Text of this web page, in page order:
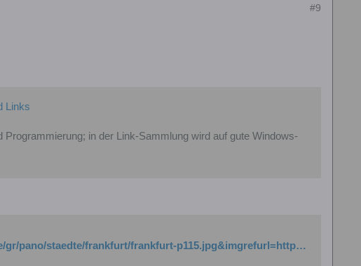
#9
Links
in der Link-Sammlung wird auf gute Windows-
http://www.google.de/imgres?imgurl=http://www.oopper.de/gr/pano/staedte/frankfurt/frankfurt-p115.jpg&imgrefurl=http://www.oopper.de/gr/frankfurt-p115.htm&usg=__tJ3xhEL_BZPp3RNQe_t4oPOopnA=&h=402&w=1387&sz=376&hl=de&start=11&sig2=CEAC_B-Hv94qcaRqFXui7Q&zoom=1&um=1&itbs=1&tbnid=hxD6RCnlYLw1DM:&tbnh=43&tbnw=150&prev=/images%3Fq%3DPanoramabilder%26um%3D1%26hl%3Dde%26sa%3DX%26tbs%3Disch:1&ei=wX2QTPWROYiAswb0g421AQ